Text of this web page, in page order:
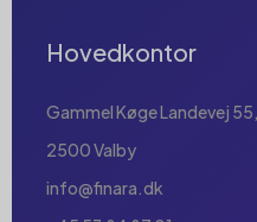
Hovedkontor
Gammel Køge Landevej 55,
2500 Valby
info@finara.dk